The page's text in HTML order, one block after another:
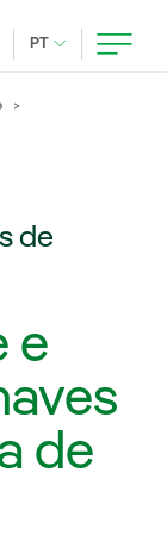
PT IDIOMA ATUAL,
de
e
de